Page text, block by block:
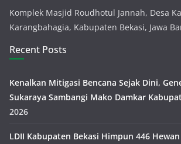
Komplek Masjid Roudhotul Jannah, Desa
Karangbahagia, Kabupaten Bekasi, Jawa
Recent Posts
Kenalkan Mitigasi Bencana Sejak Dini,
Sukaraya Sambangi Mako Damkar
2026
LDII Kabupaten Bekasi Himpun 446